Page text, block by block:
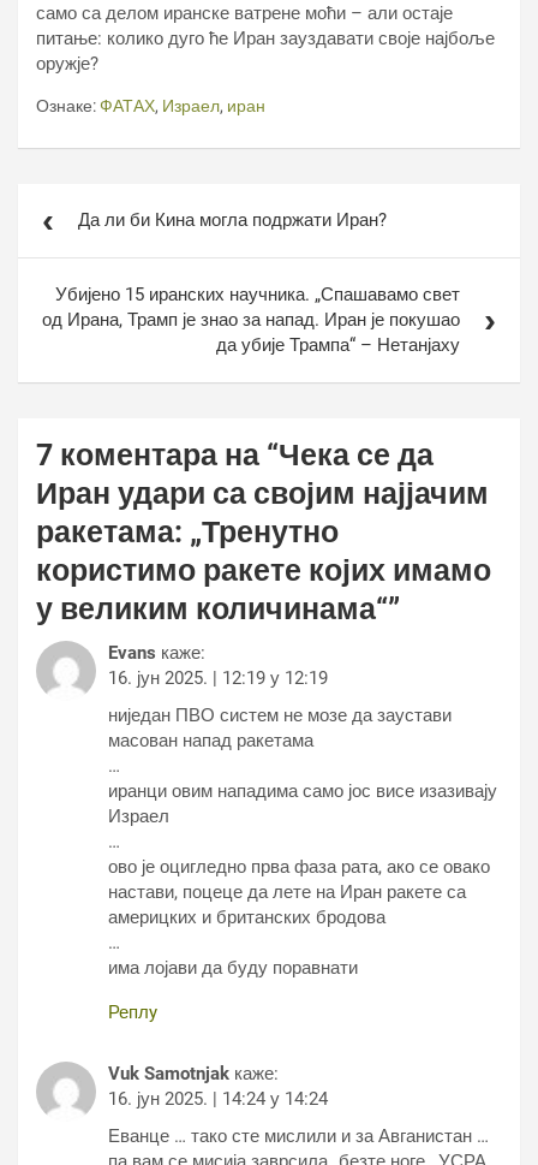
само са делом иранске ватрене моћи – али остаје
питање: колико дуго ће Иран зауздавати своје најбоље
оружје?
Ознаке:ФАТАХ, Израел, иран
чланкаДа ли би Кина могла подржати Иран?
Убијено 15 иранских научника. „Спашавамо свет
од Ирана, Трамп је знао за напад. Иран је покушао
да убије Трампа“ – Нетанјаху
7 коментара на “Чека се да
Иран удари са својим најјачим
ракетама: „Тренутно
користимо ракете којих имамо
у великим количинама“”
Evans каже:
16. јун 2025. | 12:19 у 12:19
ниједан ПВО систем не мозе да заустави
масован напад ракетама
…
иранци овим нападима само јос висе изазивају
Израел
…
ово је оцигледно прва фаза рата, ако се овако
настави, поцеце да лете на Иран ракете са
америцких и британских бродова
…
има лојави да буду поравнати
Реплy
Vuk Samotnjak каже:
16. јун 2025. | 14:24 у 14:24
Еванце … тако сте мислили и за Авганистан …